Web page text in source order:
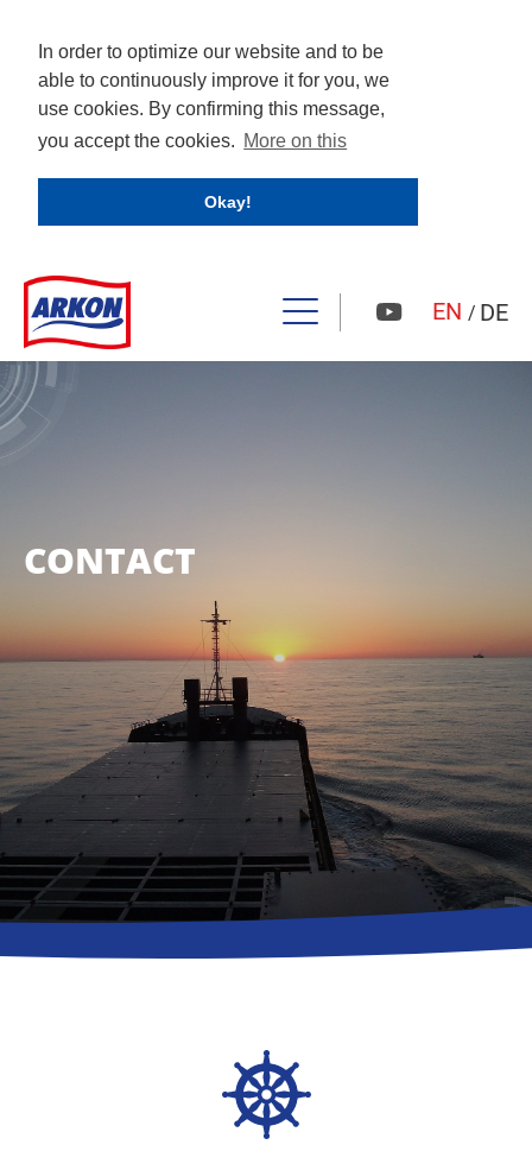
In order to optimize our website and to be
able to continuously improve it for you, we
use cookies. By confirming this message,
you accept the cookies. More on this
Okay!
EN DE
CONTACT